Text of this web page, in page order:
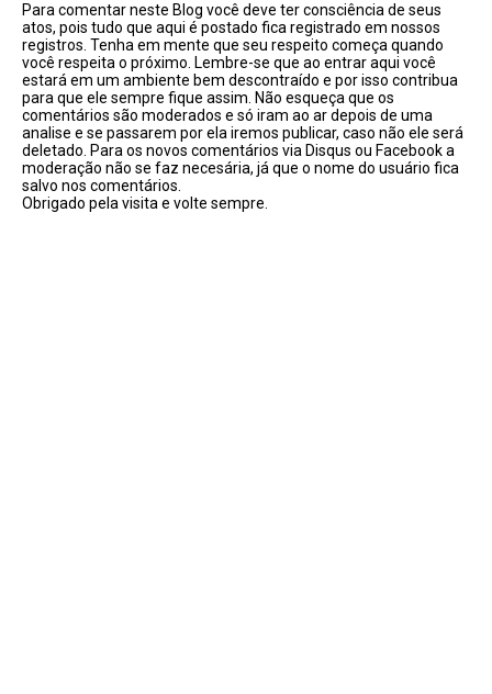
Para comentar neste Blog você deve ter consciência de seus
atos, pois tudo que aqui é postado fica registrado em nossos
registros. Tenha em mente que seu respeito começa quando
você respeita o próximo. Lembre-se que ao entrar aqui você
estará em um ambiente bem descontraído e por isso contribua
para que ele sempre fique assim. Não esqueça que os
comentários são moderados e só iram ao ar depois de uma
analise e se passarem por ela iremos publicar, caso não ele será
deletado. Para os novos comentários via Disqus ou Facebook a
moderação não se faz necesária, já que o nome do usuário fica
salvo nos comentários.
Obrigado pela visita e volte sempre.